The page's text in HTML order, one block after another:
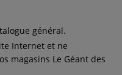
général.
Internet et ne
magasins Le Géant des